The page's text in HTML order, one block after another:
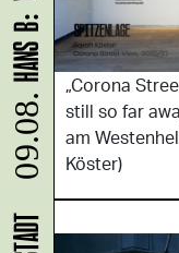
„Corona
still so far
am
Köster)
09.08.